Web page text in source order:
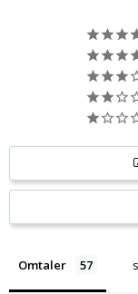
Omtaler